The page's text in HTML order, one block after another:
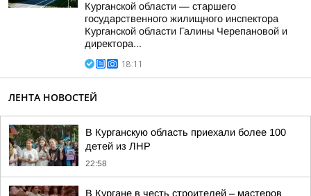
Курганской области — старшего
государственного жилищного инспектора
Курганской области Галины Черепановой и
директора...
18:11
ЛЕНТА НОВОСТЕЙ
В Курганскую область приехали более 100
детей из ЛНР
22:58
В Кургане в честь строителей – мастеров